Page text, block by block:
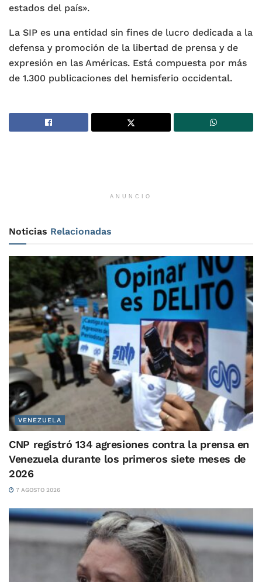
estados del país».
La SIP es una entidad sin fines de lucro dedicada a la
defensa y promoción de la libertad de prensa y de
expresión en las Américas. Está compuesta por más
de 1.300 publicaciones del hemisferio occidental.
ANUNCIO
Noticias Relacionadas
VENEZUELA
CNP registró 134 agresiones contra la prensa en
Venezuela durante los primeros siete meses de
2026
7 AGOSTO 2026